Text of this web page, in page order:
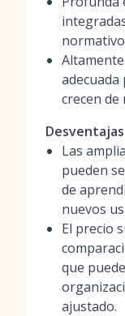
adecuada
crecen de
Desventajas
Las
pueden
de
nuevos
El precio
que
ajustado.